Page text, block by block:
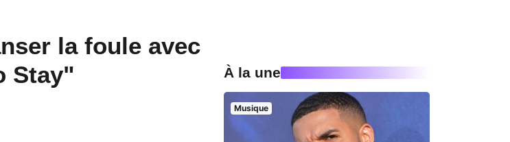
la foule avec
Stay"
À la une
Musique